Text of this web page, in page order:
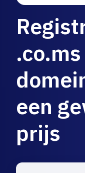
.co.ms
een
prijs